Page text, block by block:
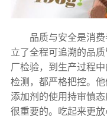
品质与安全是消
立了全程可追溯的品
厂检验，到生产过程
检测，都严格把控。
添加剂的使用持审慎
很重要的。吃起来更